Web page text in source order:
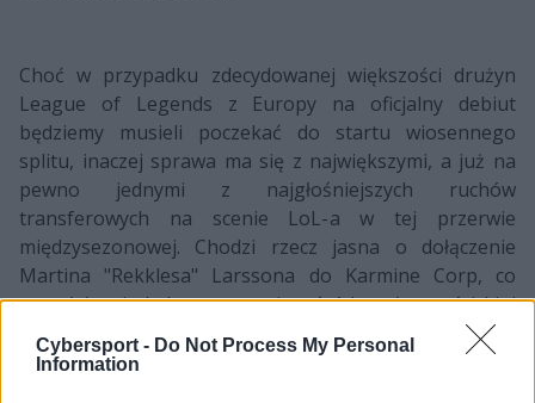
Cybersport - Do Not Process My Personal
Information
Choć w przypadku zdecydowanej większości drużyn
League of Legends z Europy na oficjalny debiut
będziemy musieli poczekać do startu wiosennego
splitu, inaczej sprawa ma się z największymi, a już na
pewno jednymi z najgłośniejszych ruchów
transferowych na scenie LoL-a w tej przerwie
międzysezonowej. Chodzi rzecz jasna o dołączenie
Martina "Rekklesa" Larssona do Karmine Corp, co
wywołało nie lada poruszenie wśród społeczności Ligi
Legend. I trudno się dziwić, wszak będzie to pierwszy
raz od ośmiu lat, kiedy szwedzkiej gwiazdy nie